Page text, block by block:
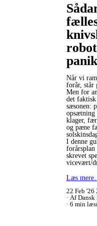
Når vi
forår, står
Men for
det
sæsonen:
klager,
og pæne
I denne
skrevet
vicevært/
Læs mere…
22 Feb '26
Af
6 min